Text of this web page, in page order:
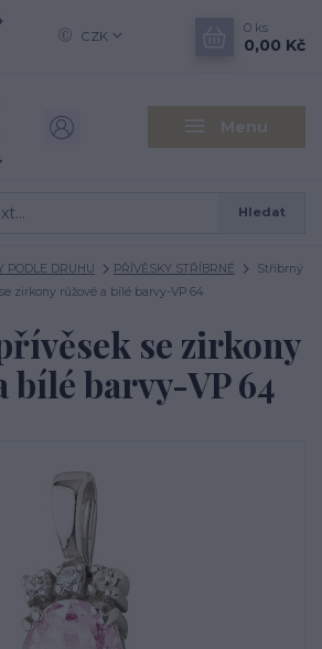
Menu
CZK
Hledat
0 ks
0,00 Kč
PODLE DRUHU PŘÍVĚSKY STŘÍBRNÉ
Stříbrný
zirkony růžové a bílé barvy-VP 64
se zirkony
bílé barvy-VP 64